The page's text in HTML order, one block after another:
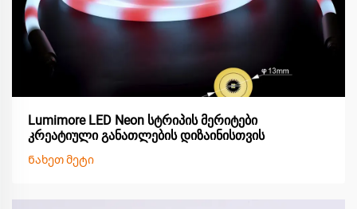
Lumimore LED Neon სტრიპის მერიტები
კრეატიული განათლების დიზაინისთვის
Ნახეთ მეტი